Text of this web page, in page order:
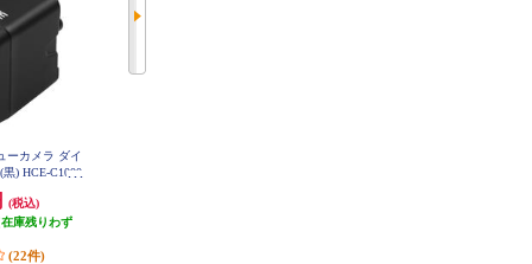
ーカメラ ダイ
) HCE-C1000
(税込)
庫残りわず
(22件)